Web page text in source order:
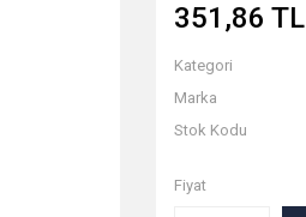
351,86 TL
Kategori
Marka
Stok Kodu
Fiyat